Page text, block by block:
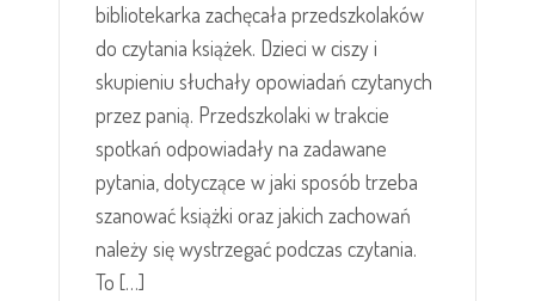
bibliotekarka zachęcała przedszkolaków
do czytania książek. Dzieci w ciszy i
skupieniu słuchały opowiadań czytanych
przez panią. Przedszkolaki w trakcie
spotkań odpowiadały na zadawane
pytania, dotyczące w jaki sposób trzeba
szanować książki oraz jakich zachowań
należy się wystrzegać podczas czytania.
To […]